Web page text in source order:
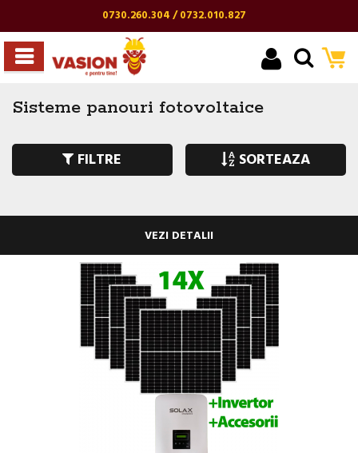
0730.260.304 / 0732.010.827
Sisteme panouri fotovoltaice
FILTRE SORTEAZA
VEZI DETALII